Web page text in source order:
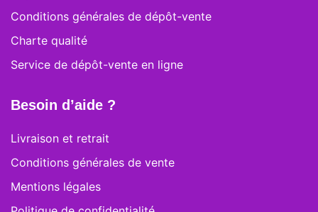
Conditions générales de dépôt-vente
Charte qualité
Service de dépôt-vente en ligne
Besoin d’aide ?
Livraison et retrait
Conditions générales de vente
Mentions légales